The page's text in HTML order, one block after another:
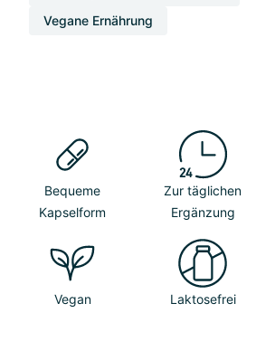
Vegane Ernährung
Bequeme
Kapselform
Zur täglichen
Ergänzung
Vegan Laktosefrei